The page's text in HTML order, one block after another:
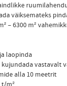
väiksemateks
– 6300 m²
laopinda
vastavalt
alla 10 meetrit
m²